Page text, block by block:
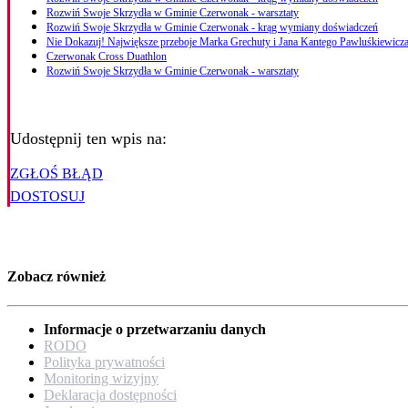
Rozwiń Swoje Skrzydła w Gminie Czerwonak - warsztaty
Rozwiń Swoje Skrzydła w Gminie Czerwonak - krąg wymiany doświadczeń
Nie Dokazuj! Największe przeboje Marka Grechuty i Jana Kantego
Czerwonak Cross Duathlon
Rozwiń Swoje Skrzydła w Gminie Czerwonak - warsztaty
Udostępnij ten wpis na:
ZGŁOŚ BŁĄD
DOSTOSUJ
Zobacz również
Informacje o przetwarzaniu danych
RODO
Polityka prywatności
Monitoring wizyjny
Deklaracja dostępności